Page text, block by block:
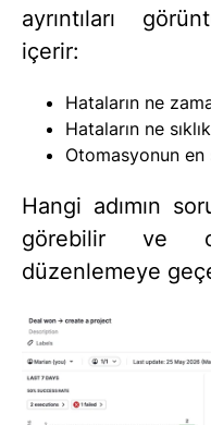
ayrıntıları
içerir:
Hataların ne
Hataların ne
Otomasyonun en
Hangi adımın
görebilir ve
düzenlemeye